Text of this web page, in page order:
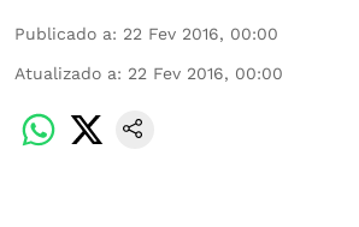
Publicado a: 22 Fev 2016, 00:00
Atualizado a: 22 Fev 2016, 00:00